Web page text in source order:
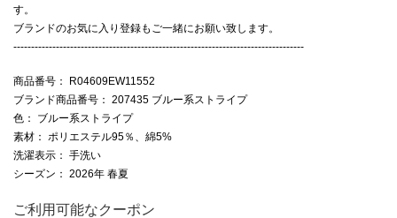
す。
ブランドのお気に入り登録もご一緒にお願い致します。
----------------------------------------------------------------------------------
商品番号 ： R04609EW11552
ブランド商品番号 ： 207435 ブルー系ストライプ
色 ： ブルー系ストライプ
素材 ： ポリエステル95％、綿5%
洗濯表示 ： 手洗い
シーズン ： 2026年 春夏
ご利用可能なクーポン